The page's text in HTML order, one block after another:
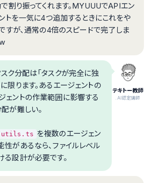
割り振ってくれます。MYUUUでAPIエン
トを一気に4つ追加するときにこれをや
すが、通常の4倍のスピードで完了しま
テキトー教師
.AI認定講師
ク分配は「タスクが完全に独
限ります。あるエージェントの
ェントの作業範囲に影響する
が難しい。
utils.ts を複数のエージェン
性があるなら、ファイルレベル
る設計が必要です。